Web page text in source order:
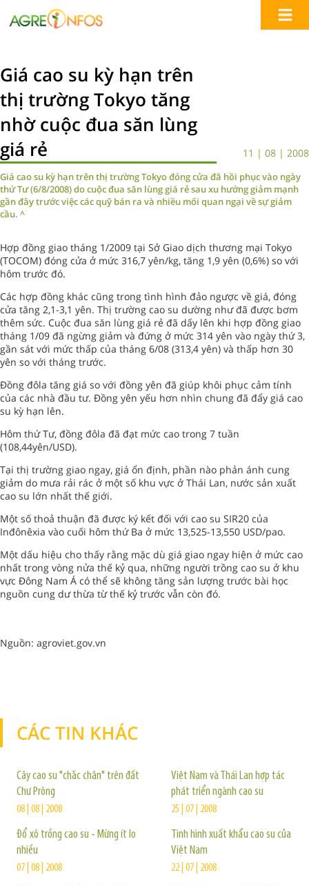
Giá cao su kỳ hạn trên
thị trường Tokyo tăng
nhờ cuộc đua săn lùng
giá rẻ
11 | 08 | 2008
Giá cao su kỳ hạn trên thị trường Tokyo đóng cửa đã hồi phục vào ngày
thứ Tư (6/8/2008) do cuộc đua săn lùng giá rẻ sau xu hướng giảm mạnh
gần đây trước việc các quỹ bán ra và nhiều mối quan ngại về sự giảm
cầu. ^
Hợp đồng giao tháng 1/2009 tại Sở Giao dịch thương mại Tokyo
(TOCOM) đóng cửa ở mức 316,7 yên/kg, tăng 1,9 yên (0,6%) so với
hôm trước đó.
Các hợp đồng khác cũng trong tình hình đảo ngược về giá, đóng
cửa tăng 2,1-3,1 yên. Thị trường cao su dường như đã được bơm
thêm sức. Cuộc đua săn lùng giá rẻ đã dấy lên khi hợp đồng giao
tháng 1/09 đã ngừng giảm và đứng ở mức 314 yên vào ngày thứ 3,
gần sát với mức thấp của tháng 6/08 (313,4 yên) và thấp hơn 30
yên so với tháng trước.
Đồng đôla tăng giá so với đồng yên đã giúp khôi phục cảm tính
của các nhà đầu tư. Đồng yên yếu hơn nhìn chung đã đẩy giá cao
su kỳ hạn lên.
Hôm thứ Tư, đồng đôla đã đạt mức cao trong 7 tuần
(108,44yên/USD).
Tại thị trường giao ngay, giá ổn định, phần nào phản ánh cung
giảm do mưa rải rác ở một số khu vực ở Thái Lan, nước sản xuất
cao su lớn nhất thế giới.
Một số thoả thuận đã được ký kết đối với cao su SIR20 của
Inđônêxia vào cuối hôm thứ Ba ở mức 13,525-13,550 USD/pao.
Một dấu hiệu cho thấy rằng mặc dù giá giao ngay hiện ở mức cao
nhất trong vòng nửa thế kỷ qua, những người trồng cao su ở khu
vực Đông Nam Á có thể sẽ không tăng sản lượng trước bài học
nguồn cung dư thừa từ thế kỷ trước vẫn còn đó.
Nguồn: agroviet.gov.vn
CÁC TIN KHÁC
Cây cao su "chắc chân" trên đất
Chư Prông
08 | 08 | 2008
Đổ xô trồng cao su - Mừng ít lo
nhiều
07 | 08 | 2008
Việt Nam và Thái Lan hợp tác
phát triển ngành cao su
25 | 07 | 2008
Tình hình xuất khẩu cao su của
Việt Nam
22 | 07 | 2008